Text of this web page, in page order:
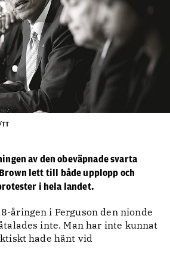
av den obeväpnade svarta
lett till både upplopp och
i hela landet.
åringen i Ferguson den nionde
inte. Man har inte kunnat
hade hänt vid